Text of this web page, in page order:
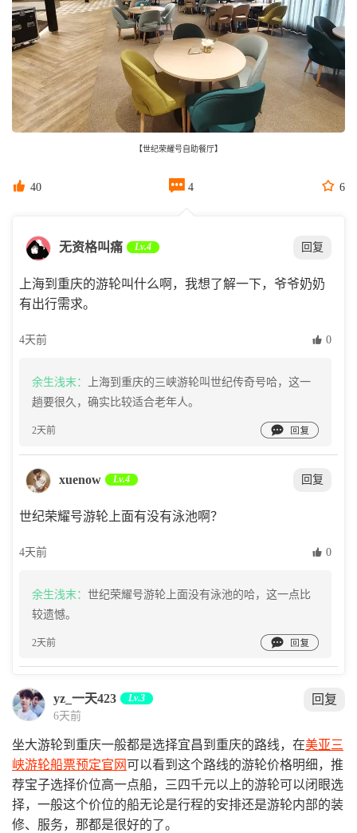
【世纪荣耀号自助餐厅】
 40  4  6
无资格叫痛 Lv.4 回复
上海到重庆的游轮叫什么啊，我想了解一下，爷爷奶奶
有出行需求。
4天前  0
余生浅末：
上海到重庆的三峡游轮叫世纪传奇号哈，这一
趟要很久，确实比较适合老年人。
2天前 
xuenow Lv.4 回复
世纪荣耀号游轮上面有没有泳池啊？
4天前  0
余生浅末： 世纪荣耀号游轮上面没有泳池的哈，这一点比
较遗憾。
2天前 
yz_一天423 Lv.3
6天前
回复
坐大游轮到重庆一般都是选择宜昌到重庆的路线，在美亚三
峡游轮船票预定官网 可以看到这个路线的游轮价格明细，推
荐宝子选择价位高一点船，三四千元以上的游轮可以闭眼选
择，一般这个价位的船无论是行程的安排还是游轮内部的装
修、服务，那都是很好的了。